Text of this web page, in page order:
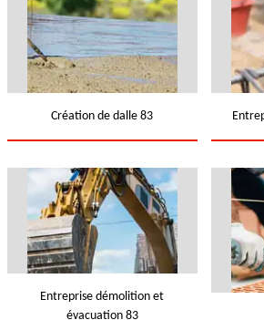
Création de dalle 83
Entreprise démolition et
évacuation 83